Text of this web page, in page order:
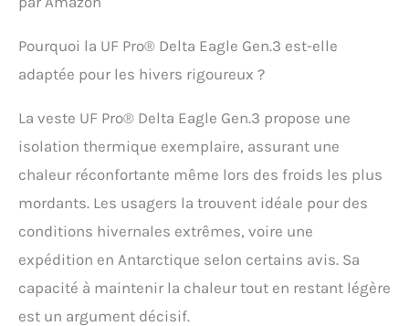
Pourquoi la UF Pro® Delta Eagle Gen.3 est-elle
adaptée pour les hivers rigoureux ?
La veste UF Pro® Delta Eagle Gen.3 propose une
isolation thermique exemplaire, assurant une
chaleur réconfortante même lors des froids les plus
mordants. Les usagers la trouvent idéale pour des
conditions hivernales extrêmes, voire une
expédition en Antarctique selon certains avis. Sa
capacité à maintenir la chaleur tout en restant légère
est un argument décisif.